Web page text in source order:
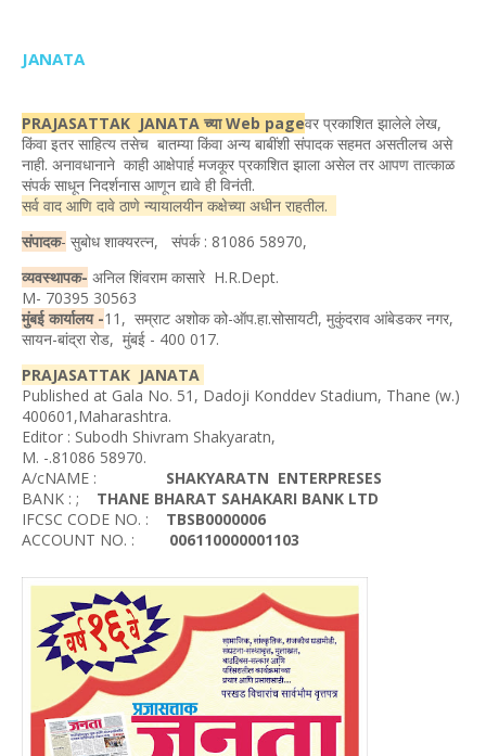
JANATA
PRAJASATTAK JANATA च्या Web pageवर प्रकाशित झालेले लेख,
किंवा इतर साहित्य तसेच बातम्या किंवा अन्य बाबींशी संपादक सहमत असतीलच असे
नाही. अनावधानाने काही आक्षेपार्ह मजकूर प्रकाशित झाला असेल तर आपण तात्काळ
संपर्क साधून निदर्शनास आणून द्यावे ही विनंती.
सर्व वाद आणि दावे ठाणे न्यायालयीन कक्षेच्या अधीन राहतील.
संपादक- सुबोध शाक्यरत्न, संपर्क : 81086 58970,
व्यवस्थापक- अनिल शिंवराम कासारे H.R.Dept.
M- 70395 30563
मुंबई कार्यालय -11, सम्राट अशोक को-ऑप.हा.सोसायटी, मुकुंदराव आंबेडकर नगर,
सायन-बांद्रा रोड, मुंबई - 400 017.
PRAJASATTAK JANATA
Published at Gala No. 51, Dadoji Konddev Stadium, Thane (w.)
400601,Maharashtra.
Editor : Subodh Shivram Shakyaratn,
M. -.81086 58970.
A/cNAME : SHAKYARATN ENTERPRESES
BANK : ; THANE BHARAT SAHAKARI BANK LTD
IFCSC CODE NO. : TBSB0000006
ACCOUNT NO. : 006110000001103